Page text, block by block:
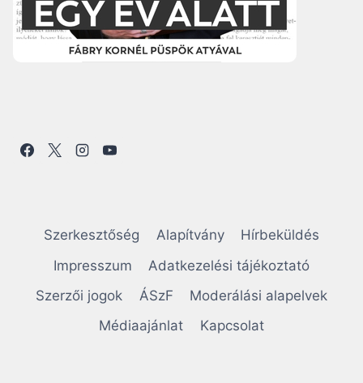
Szerkesztőség Alapítvány
Hírbeküldés
Impresszum
Adatkezelési tájékoztató
Szerzői jogok
ÁSzF
Moderálási alapelvek
Médiaajánlat
Kapcsolat